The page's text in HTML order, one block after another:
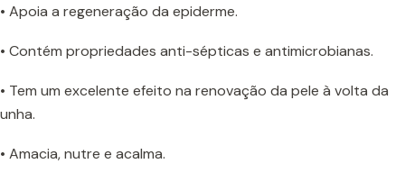
• Apoia a regeneração da epiderme.
• Contém propriedades anti-sépticas e antimicrobianas.
• Tem um excelente efeito na renovação da pele à volta da
unha.
• Amacia, nutre e acalma.